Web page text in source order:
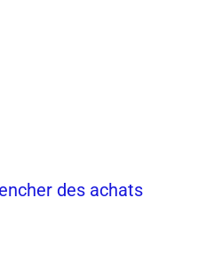
des achats